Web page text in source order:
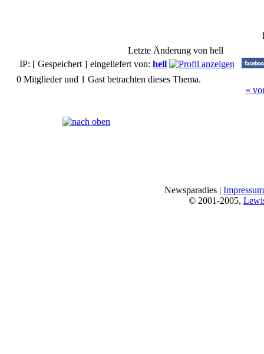
Letzte Änderung von hell
IP: [ Gespeichert ] eingeliefert von: hell
0 Mitglieder und 1 Gast betrachten dieses Thema.
«
Newsparadies | Impressum
© 2001-2005,